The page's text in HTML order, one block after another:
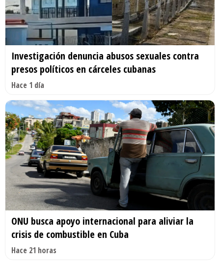
Investigación denuncia abusos sexuales contra
presos políticos en cárceles cubanas
Hace 1 día
ONU busca apoyo internacional para aliviar la
crisis de combustible en Cuba
Hace 21 horas